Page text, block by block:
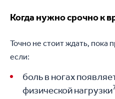
Когда нужно срочно к
Точно не стоит ждать, пока
если:
боль в ногах
физической нагрузки